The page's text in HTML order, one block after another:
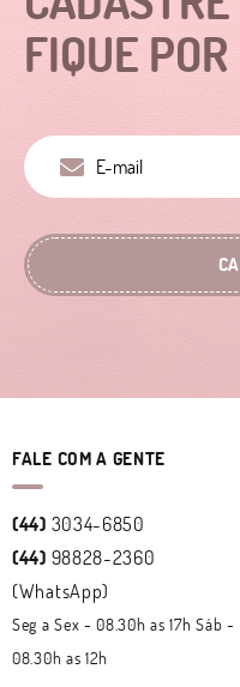
FIQUE
FALE COM A GENTE
(44) 3034-6850
(44) 98828-2360
(WhatsApp)
Seg a Sex - 08.30h as 17h Sáb -
08.30h as 12h